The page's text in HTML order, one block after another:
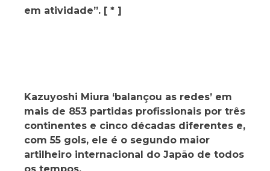
em atividade”. [ * ]
Kazuyoshi Miura ‘balançou as redes’ em
mais de 853 partidas profissionais por três
continentes e cinco décadas diferentes e,
com 55 gols, ele é o segundo maior
artilheiro internacional do Japão de todos
os tempos.